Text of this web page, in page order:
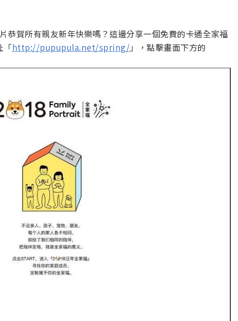
恭賀所有親友新年快樂嗎？這邊分享一個免費的卡通全家福
「http://pupupula.net/spring/」，點擊畫面下方的